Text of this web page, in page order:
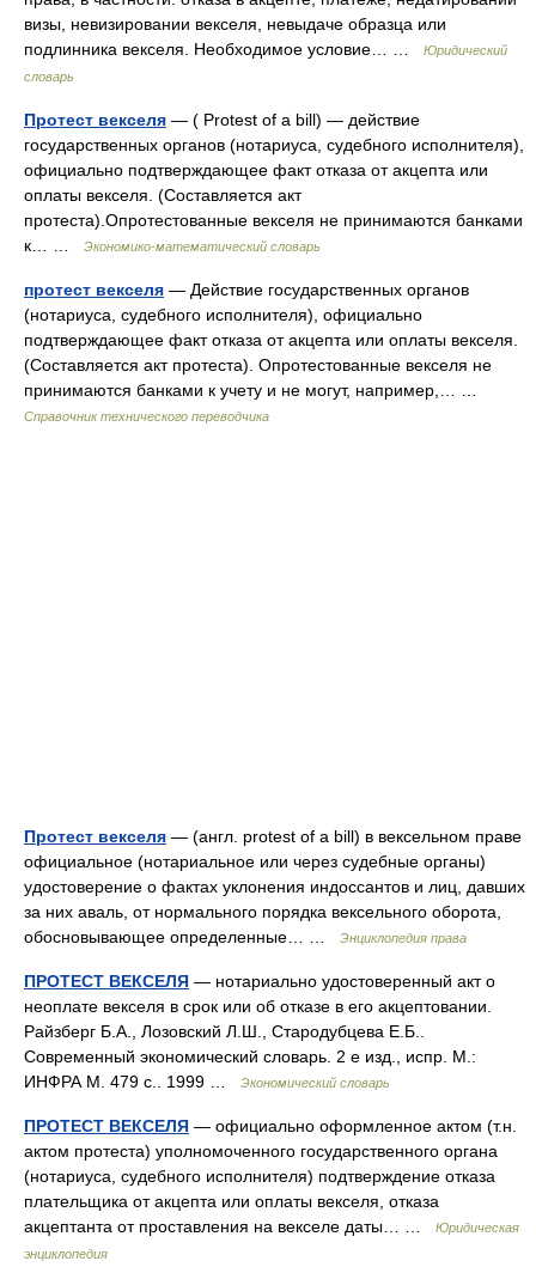
визы, невизировании векселя, невыдаче образца или
подлинника векселя. Необходимое условие… …
Юридический
словарь
Протест векселя — ( Protest of a bill) — действие
государственных органов (нотариуса, судебного исполнителя),
официально подтверждающее факт отказа от акцепта или
оплаты векселя. (Составляется акт
протеста).Опротестованные векселя не принимаются банками
к… …
Экономико-математический словарь
протест векселя — Действие государственных органов
(нотариуса, судебного исполнителя), официально
подтверждающее факт отказа от акцепта или оплаты векселя.
(Составляется акт протеста). Опротестованные векселя не
принимаются банками к учету и не могут, например,… …
Справочник технического переводчика
Протест векселя — (англ. protest of a bill) в вексельном праве
официальное (нотариальное или через судебные органы)
удостоверение о фактах уклонения индоссантов и лиц, давших
за них аваль, от нормального порядка вексельного оборота,
обосновывающее определенные… …
Энциклопедия права
ПРОТЕСТ ВЕКСЕЛЯ — нотариально удостоверенный акт о
неоплате векселя в срок или об отказе в его акцептовании.
Райзберг Б.А., Лозовский Л.Ш., Стародубцева Е.Б..
Современный экономический словарь. 2 е изд., испр. М.:
ИНФРА М. 479 с.. 1999 …
Экономический словарь
ПРОТЕСТ ВЕКСЕЛЯ — официально оформленное актом (т.н.
актом протеста) уполномоченного государственного органа
(нотариуса, судебного исполнителя) подтверждение отказа
плательщика от акцепта или оплаты векселя, отказа
акцептанта от проставления на векселе даты… …
Юридическая
энциклопедия